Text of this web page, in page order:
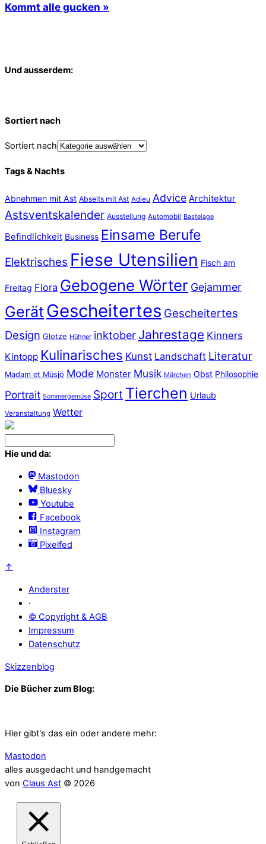
Kommt alle gucken »
Und ausserdem:
Sortiert nach
Sortiert nach
Tags & Nachts
Abnehmen mit Ast Abseits mit Ast Adieu Advice Architektur
Astsventskalender Ausstellung Automobil Bastelage
Befindlichkeit Business Einsame Berufe
Elektrisches Fiese Utensilien Fisch am
Freitag Flora Gebogene Wörter Gejammer
Gerät Gescheitertes Gescheitertes
Design Glotze Hühner inktober Jahrestage Kinners
Kintopp Kulinarisches Kunst Landschaft Literatur
Madam et Müsjö Mode Monster Musik Märchen Obst Philosophie
Portrait Sommergemüse Sport Tierchen Urlaub
Veranstaltung Wetter
Hie und da:
Mastodon
Bluesky
Youtube
Facebook
Instagram
Pixelfed
↑
Anderster
·
© Copyright & AGB
Impressum
Datenschutz
Skizzenblog
Die Bücher zum Blog:
Hier gibt's das ein oder andere mehr:
Mastodon
alles ausgedacht und handgemacht
von Claus Ast © 2026